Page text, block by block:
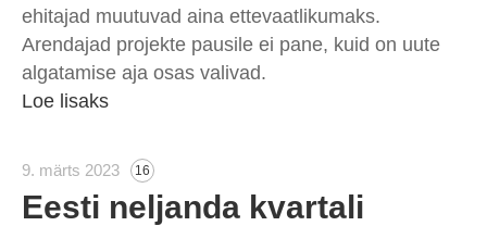
ehitajad muutuvad aina ettevaatlikumaks.
Arendajad projekte pausile ei pane, kuid on uute
algatamise aja osas valivad.
Loe lisaks
9. märts 2023 16
Eesti neljanda kvartali